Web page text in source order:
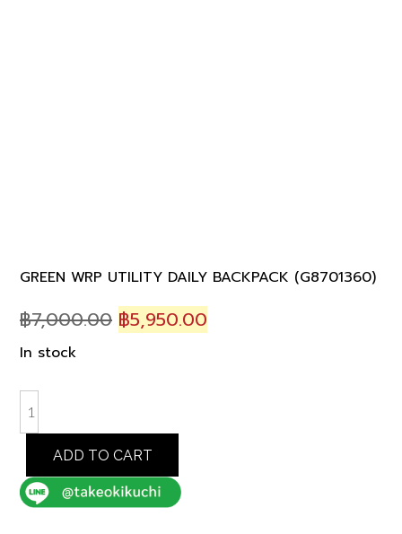
GREEN WRP UTILITY DAILY BACKPACK (G8701360)
฿7,000.00 Original
฿5,950.00
In stock
WRP
DAILY
BACKPACK
(G8701360)
ADD TO CART